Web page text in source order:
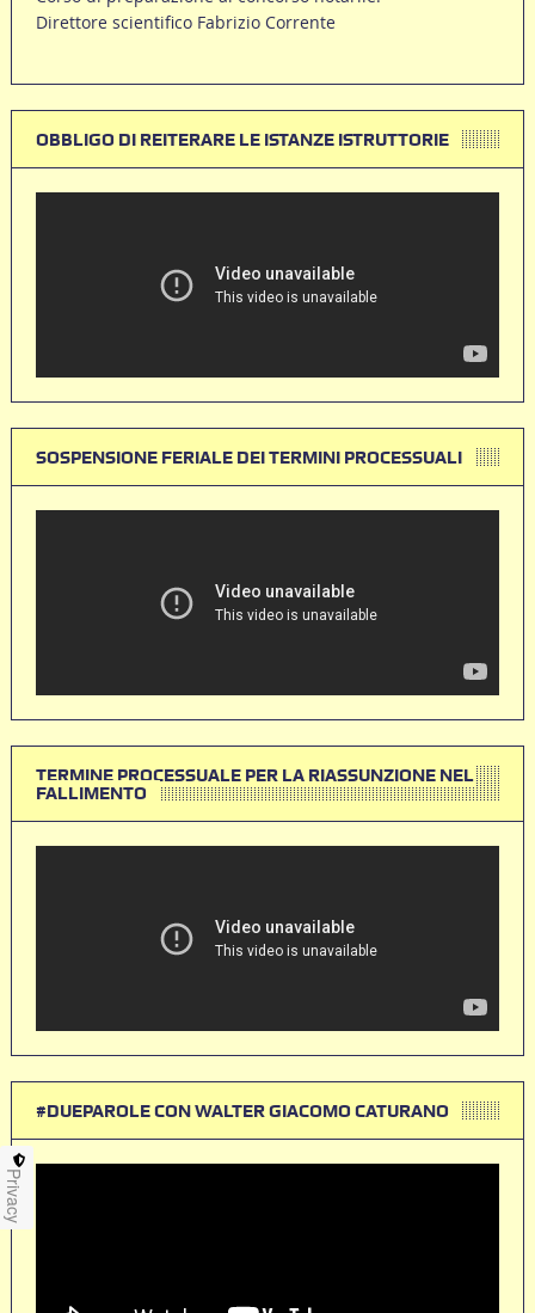
Direttore scientifico Fabrizio Corrente
OBBLIGO DI REITERARE LE ISTANZE ISTRUTTORIE
SOSPENSIONE FERIALE DEI TERMINI PROCESSUALI
TERMINE PROCESSUALE PER LA RIASSUNZIONE NEL
FALLIMENTO
#DUEPAROLE CON WALTER GIACOMO CATURANO
Privacy